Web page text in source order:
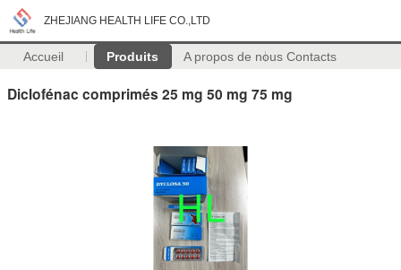
ZHEJIANG HEALTH LIFE CO.,LTD
Accueil Produits A propos de nous Contacts
Diclofénac comprimés 25 mg 50 mg 75 mg